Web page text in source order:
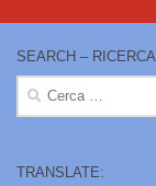
SEARCH – RICERCA
Ricerca
TRANSLATE: